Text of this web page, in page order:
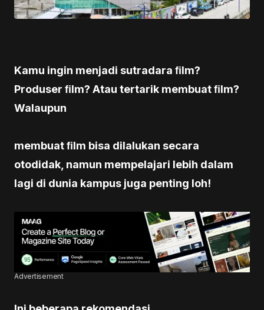
Kamu ingin menjadi sutradara ﬁlm?
Produser ﬁlm? Atau tertarik membuat ﬁlm?
Walaupun
membuat ﬁlm bisa dilalukan secara
otodidak, namun mempelajari lebih dalam
lagi di dunia kampus juga penting loh!
Advertisement